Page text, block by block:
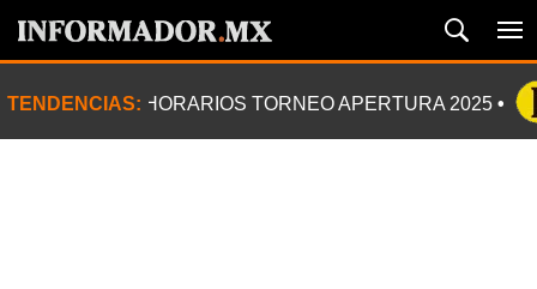
TENDENCIAS: HORARIOS TORNEO APERTURA 2025